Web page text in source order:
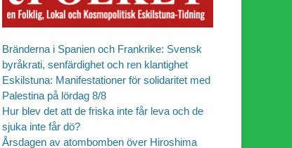
Bränderna i Spanien och Frankrike: Svensk
byråkrati, senfärdighet och ren klantighet
Eskilstuna: Manifestationer för solidaritet med
Palestina på lördag 8/8
Hur blev det att de friska inte får leva och de
sjuka inte får dö?
Årsdagen av atombomben över Hiroshima